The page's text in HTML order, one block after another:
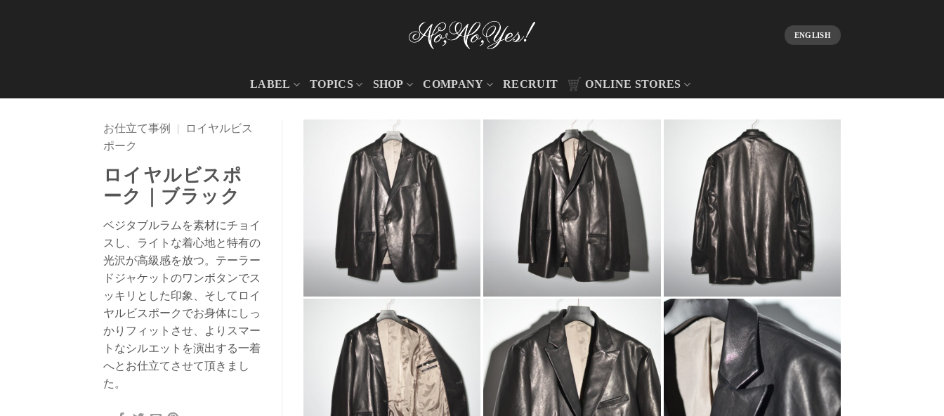
ENGLISH
LABEL TOPICS SHOP COMPANY RECRUIT ONLINE STORES
お仕立て事例 |
ロイヤルビス
ポーク
ロイヤルビスポ
ーク｜ブラック
ベジタブルラムを素材にチョイ
スし、ライトな着心地と特有の
光沢が高級感を放つ。テーラー
ドジャケットのワンボタンでス
ッキリとした印象、そしてロイ
ヤルビスポークでお身体にしっ
かりフィットさせ、よりスマー
トなシルエットを演出する一着
へとお仕立てさせて頂きまし
た。